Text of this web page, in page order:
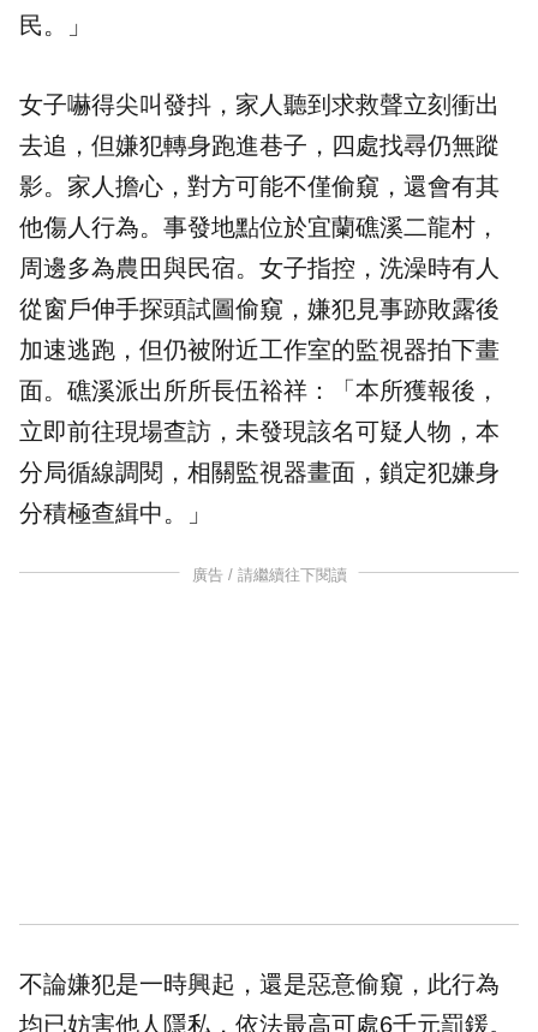
民。」
女子嚇得尖叫發抖，家人聽到求救聲立刻衝出
去追，但嫌犯轉身跑進巷子，四處找尋仍無蹤
影。家人擔心，對方可能不僅偷窺，還會有其
他傷人行為。事發地點位於宜蘭礁溪二龍村，
周邊多為農田與民宿。女子指控，洗澡時有人
從窗戶伸手探頭試圖偷窺，嫌犯見事跡敗露後
加速逃跑，但仍被附近工作室的監視器拍下畫
面。礁溪派出所所長伍裕祥：「本所獲報後，
立即前往現場查訪，未發現該名可疑人物，本
分局循線調閱，相關監視器畫面，鎖定犯嫌身
分積極查緝中。」
廣告 / 請繼續往下閱讀
不論嫌犯是一時興起，還是惡意偷窺，此行為
均已妨害他人隱私，依法最高可處6千元罰鍰。